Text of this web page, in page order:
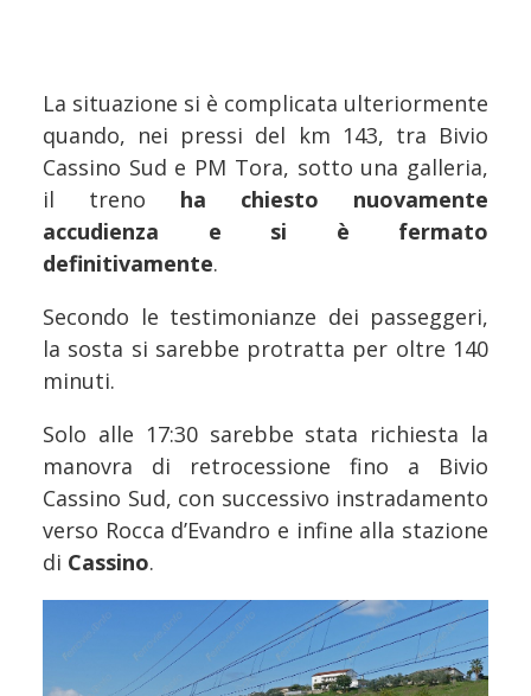
La situazione si è complicata ulteriormente
quando, nei pressi del km 143, tra Bivio
Cassino Sud e PM Tora, sotto una galleria,
il treno ha chiesto nuovamente
accudienza e si è fermato
definitivamente.
Secondo le testimonianze dei passeggeri,
la sosta si sarebbe protratta per oltre 140
minuti.
Solo alle 17:30 sarebbe stata richiesta la
manovra di retrocessione fino a Bivio
Cassino Sud, con successivo instradamento
verso Rocca d’Evandro e infine alla stazione
di Cassino.